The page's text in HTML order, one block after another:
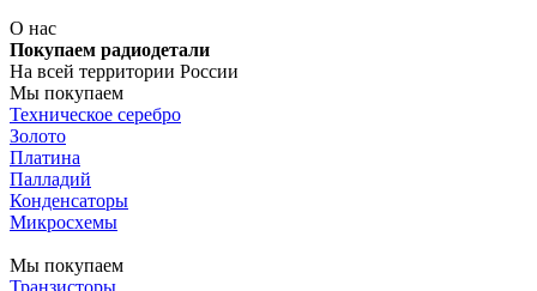
О нас
Покупаем радиодетали
На всей территории России
Мы покупаем
Техническое серебро
Золото
Платина
Палладий
Конденсаторы
Микросхемы
Мы покупаем
Транзисторы